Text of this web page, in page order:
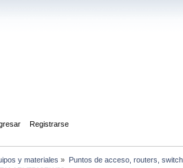
Registrarse
y materiales » Puntos de acceso, routers,